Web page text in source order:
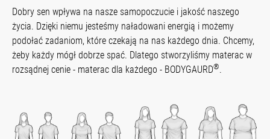
Dobry sen wpływa na nasze samopoczucie i jakość naszego
życia. Dzięki niemu jesteśmy naładowani energią i możemy
podołać zadaniom, które czekają na nas każdego dnia. Chcemy,
żeby każdy mógł dobrze spać. Dlatego stworzyliśmy materac w
rozsądnej cenie - materac dla każdego - BODYGAURD®.